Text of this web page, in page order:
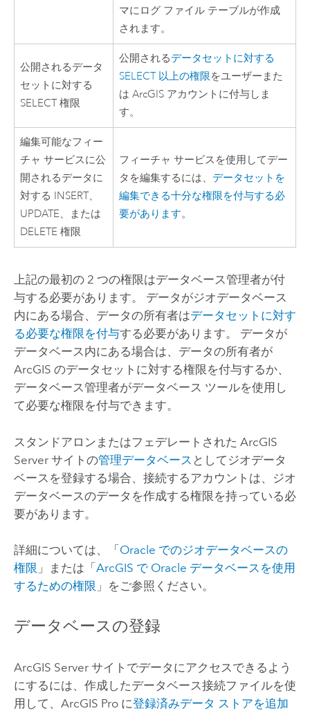
マにログ ファイル テーブルが作成
されます。
公開されるデータ
セットに対する
SELECT 権限
公開されるデータセットに対する
SELECT 以上の権限をユーザーまた
は ArcGIS アカウントに付与しま
す。
編集可能なフィー
チャ サービスに公
開されるデータに
対する INSERT、
UPDATE、または
DELETE 権限
フィーチャ サービスを使用してデー
タを編集するには、 データセットを
編集できる十分な権限を付与する必
要があります。
上記の最初の 2 つの権限はデータベース管理者が付
与する必要があります。 データがジオデータベース
内にある場合、データの所有者はデータセットに対す
る必要な権限を付与する必要があります。 データが
データベース内にある場合は、データの所有者が
ArcGIS のデータセットに対する権限を付与するか、
データベース管理者がデータベース ツールを使用し
て必要な権限を付与できます。
スタンドアロンまたはフェデレートされた ArcGIS
Serverサイトの管理データベース としてジオデータ
ベースを登録する場合、接続するアカウントは、ジオ
データベースのデータを作成する権限を持っている必
要があります。
詳細については、「 Oracle でのジオデータベースの
権限 」または「 ArcGIS で Oracle データベースを使用
するための権限 」をご参照ください。
データベースの登録
ArcGIS Serverサイトでデータにアクセスできるよう
にするには、作成したデータベース接続ファイルを使
用して、 ArcGIS Proに登録済みデータ ストアを追加